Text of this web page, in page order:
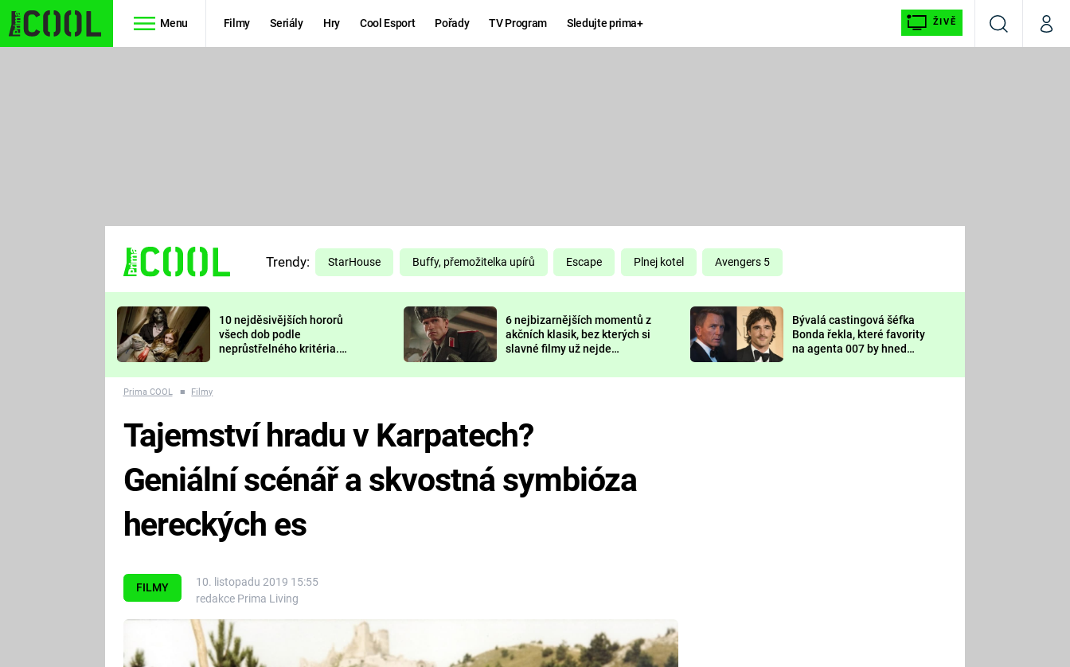
Menu Filmy Seriály Hry Cool Esport Pořady TV Program Sledujte prima+ ŽIVĚ
VyhledáváníMůj
TŘESKU
FUTURAMA
PREDÁTOR
DELIVERANCE
KOMEDIE
CHUCK
NORRIS
DEADPOOL
Prima LAJK
Sledujte nás
Trendy: StarHouse Buffy, přemožitelka upírů Escape Plnej kotel Avengers 5
10 nejděsivějších hororů
všech dob podle
neprůstřelného kritéria.
nejvíc zvednou tep?
6 nejbizarnějších momentů z
akčních klasik, bez kterých si
slavné filmy už nejde
Bývalá castingová šéfka
Bonda řekla, které favority
na agenta 007 by hned
Prima COOL ■ Filmy
FILMY
10. listopadu 2019 15:55
redakce Prima Living
Tajemství hradu v Karpatech?
Geniální scénář a skvostná symbióza
hereckých es